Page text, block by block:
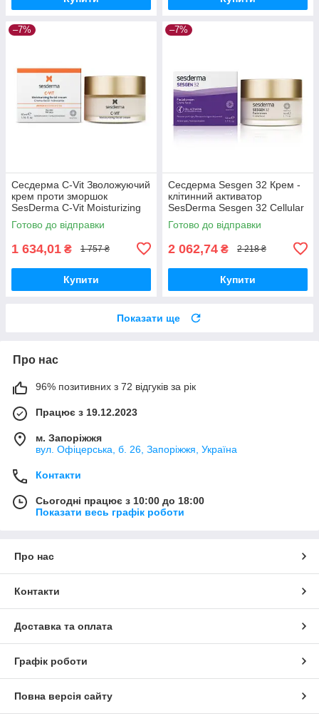
–7%
Сесдерма C-Vit Зволожуючий
крем проти зморшок
SesDerma C-Vit Moisturizing
Face Cream, 50 мл
Готово до відправки
1 634,01 ₴ 1 757 ₴
Купити
–7%
Сесдерма Sesgen 32 Крем -
клітинний активатор
SesDerma Sesgen 32 Cellular
Activating Cream, 50 мл
Готово до відправки
2 062,74 ₴ 2 218 ₴
Купити
Показати ще
Про нас
96% позитивних з 72 відгуків за рік
Працює з 19.12.2023
м. Запоріжжя
вул. Офіцерська, б. 26, Запоріжжя, Україна
Контакти
Сьогодні працює з 10:00 до 18:00
Показати весь графік роботи
Про нас
Контакти
Доставка та оплата
Графік роботи
Повна версія сайту